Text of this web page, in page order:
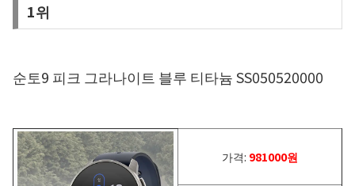
1위
순토9 피크 그라나이트 블루 티타늄 SS050520000
가격: 981000원